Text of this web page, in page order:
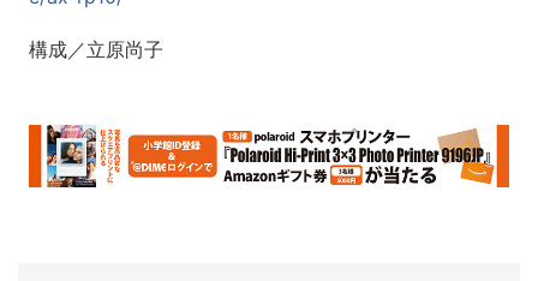
構成／立原尚子